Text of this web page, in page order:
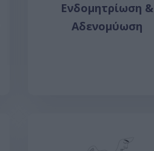
Ενδομητρίωση &
Αδενομύωση